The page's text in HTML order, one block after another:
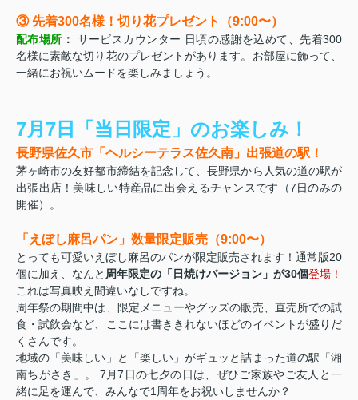
③ 先着300名様！切り花プレゼント（9:00〜）
配布場所 ：
サービスカウンター 日頃の感謝を込めて、先着300
名様に素敵な切り花のプレゼントがあります。お部屋に飾って、
一緒にお祝いムードを楽しみましょう。
7月7日「当日限定」のお楽しみ！
長野県佐久市「ヘルシーテラス佐久南」出張道の駅！
茅ヶ崎市の友好都市締結を記念して、長野県から人気の道の駅が
出張出店！美味しい特産品に出会えるチャンスです（7日のみの
開催）。
「えぼし麻呂パン」数量限定販売（9:00〜）
とっても可愛いえぼし麻呂のパンが限定販売されます！通常版20
個に加え、なんと 周年限定の「日焼けバージョン」が30個登場！
これは写真映え間違いなしですね。
周年祭の期間中は、限定メニューやグッズの販売、直売所での試
食・試飲会など、ここには書ききれないほどのイベントが盛りだ
くさんです。
地域の「美味しい」と「楽しい」がギュッと詰まった道の駅「湘
南ちがさき」。 7月7日の七夕の日は、ぜひご家族やご友人と一
緒に足を運んで、みんなで1周年をお祝いしませんか？